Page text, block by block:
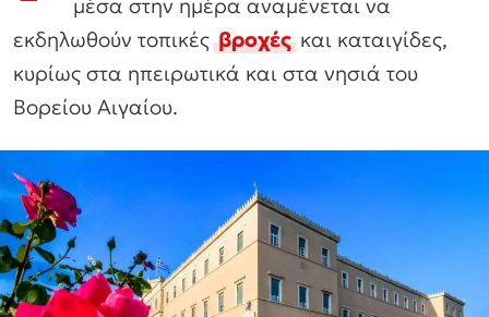
εκδηλωθούν τοπικέςβροχέςκαι καταιγίδες,
κυρίως στα ηπειρωτικά και στα νησιά του
Βορείου Αιγαίου.